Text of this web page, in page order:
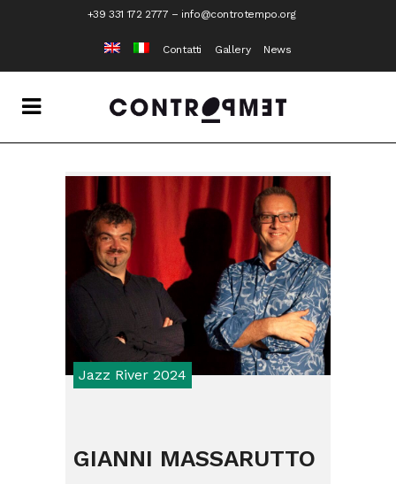
+39 331 172 2777 – info@controtempo.org
Contatti Gallery News
Jazz River 2024
GIANNI MASSARUTTO